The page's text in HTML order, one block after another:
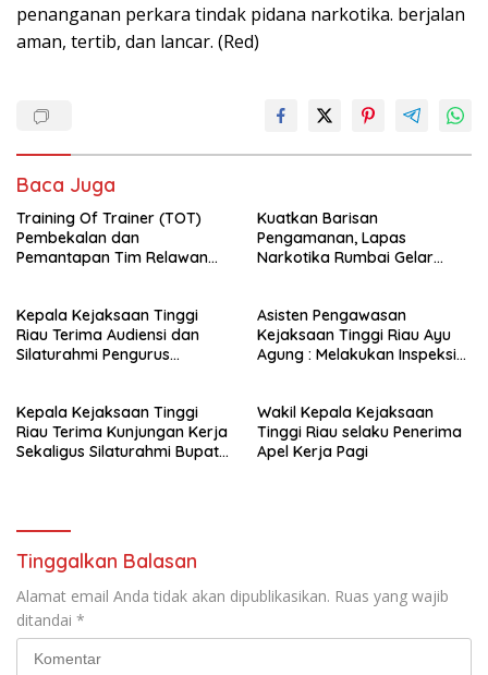
penanganan perkara tindak pidana narkotika. berjalan
aman, tertib, dan lancar. (Red)
Baca Juga
Training Of Trainer (TOT)
Pembekalan dan
Pemantapan Tim Relawan
Kuatkan Barisan
Pengamanan, Lapas
Narkotika Rumbai Gelar
Kepala Kejaksaan Tinggi
Riau Terima Audiensi dan
Silaturahmi Pengurus
Asisten Pengawasan
Kejaksaan Tinggi Riau Ayu
Agung : Melakukan Inspeksi
Kepala Kejaksaan Tinggi
Riau Terima Kunjungan Kerja
Sekaligus Silaturahmi Bupati
Wakil Kepala Kejaksaan
Tinggi Riau selaku Penerima
Apel Kerja Pagi
Tinggalkan Balasan
Alamat email Anda tidak akan dipublikasikan. Ruas yang wajib
ditandai *